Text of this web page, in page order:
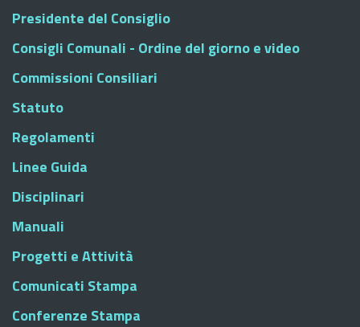
Presidente del Consiglio
Consigli Comunali - Ordine del giorno e video
Commissioni Consiliari
Statuto
Regolamenti
Linee Guida
Disciplinari
Manuali
Progetti e Attività
Comunicati Stampa
Conferenze Stampa